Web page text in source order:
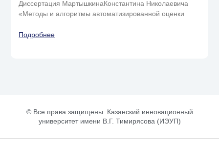
Диссертация МартышкинаКонстантина Николаевича
«Методы и алгоритмы автоматизированной оценки
Подробнее
© Все права защищены. Казанский инновационный
университет имени В.Г. Тимирясова (ИЭУП)